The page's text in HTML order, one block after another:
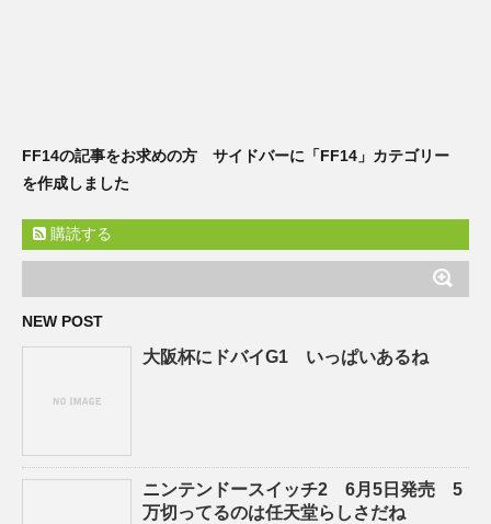
FF14の記事をお求めの方 サイドバーに「FF14」カテゴリー
を作成しました
購読する
NEW POST
大阪杯にドバイG1 いっぱいあるね
ニンテンドースイッチ2 6月5日発売 5
万切ってるのは任天堂らしさだね